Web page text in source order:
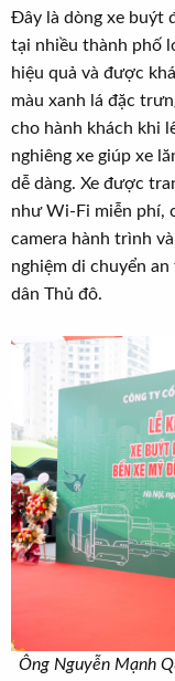
Đây là dòng xe buýt
tại nhiều thành phố
hiệu quả và được
màu xanh lá đặc
cho hành khách khi
nghiêng xe giúp xe
dễ dàng. Xe được
như Wi-Fi miễn phí,
camera hành trình
nghiệm di chuyển
dân Thủ đô.
Ông Nguyễn Mạnh